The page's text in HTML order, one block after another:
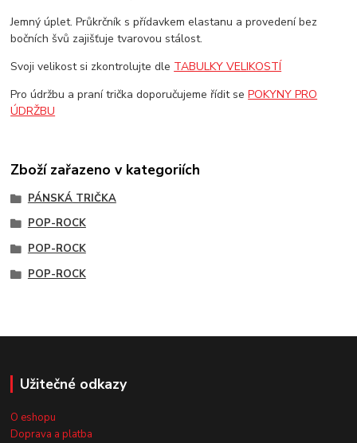
Jemný úplet. Průkrčník s přídavkem elastanu a provedení bez
bočních švů zajišťuje tvarovou stálost.
Svoji velikost si zkontrolujte dle TABULKY VELIKOSTÍ
Pro údržbu a praní trička doporučujeme řídit sePOKYNY PRO
ÚDRŽBU
Zboží zařazeno v kategoriích
PÁNSKÁ TRIČKA
POP-ROCK
POP-ROCK
POP-ROCK
Užitečné odkazy
O eshopu
Doprava a platba